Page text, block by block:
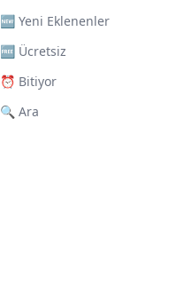
🆕 Yeni Eklenenler
🆓 Ücretsiz
⏰ Bitiyor
🔍 Ara